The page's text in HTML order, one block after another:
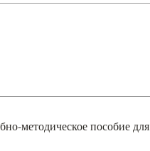
методическое пособие для